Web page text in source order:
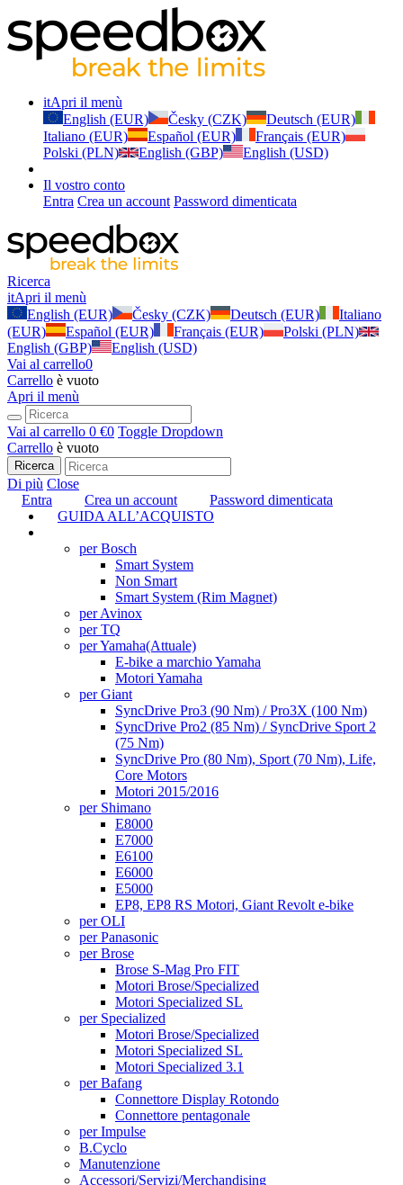
itApri il menù
English (EUR)
Česky (CZK)
Deutsch (EUR)
Italiano (EUR)
Español (EUR)
Français (EUR)
Polski (PLN)
English (GBP) English (USD)
Il vostro conto
Entra Crea un account Password dimenticata
Ricerca
itApri il menù
English (EUR)
Česky (CZK) Deutsch (EUR)
Italiano
(EUR)
Español (EUR) Français (EUR)
Polski (PLN)
English (GBP)
English (USD)
Vai al carrello0
Carrello è vuoto
Apri il menù
Vai al carrello 0 €0 Toggle Dropdown
Carrello è vuoto
Ricerca
Di più Close
Entra
Crea un account
Password dimenticata
GUIDA ALL’ACQUISTO
per Bosch
Smart System
Non Smart
Smart System (Rim Magnet)
per Avinox
per TQ
per Yamaha(Attuale)
E-bike a marchio Yamaha
Motori Yamaha
per Giant
SyncDrive Pro3 (90 Nm) / Pro3X (100 Nm)
SyncDrive Pro2 (85 Nm) / SyncDrive Sport 2
(75 Nm)
SyncDrive Pro (80 Nm), Sport (70 Nm), Life,
Core Motors
Motori 2015/2016
per Shimano
E8000
E7000
E6100
E6000
E5000
EP8, EP8 RS Motori, Giant Revolt e-bike
per OLI
per Panasonic
per Brose
Brose S-Mag Pro FIT
Motori Brose/Specialized
Motori Specialized SL
per Specialized
Motori Brose/Specialized
Motori Specialized SL
Motori Specialized 3.1
per Bafang
Connettore Display Rotondo
Connettore pentagonale
per Impulse
B.Cyclo
Manutenzione
Accessori/Servizi/Merchandising